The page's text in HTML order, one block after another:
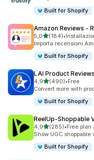
Built for Shopify
Amazon Reviews ‑
5,0stelle su 5
(184)
184 recensioni totali
•
Importa recensioni
Built for Shopify
LAI Product
4,9stelle su 5
(490)
490 recensioni totali
•Free
Convert more with
Built for Shopify
ReelUp‑Shoppable
4,9stelle su 5
(285)
285 recensioni totali
•Free plan
Show UGC
Built for Shopify